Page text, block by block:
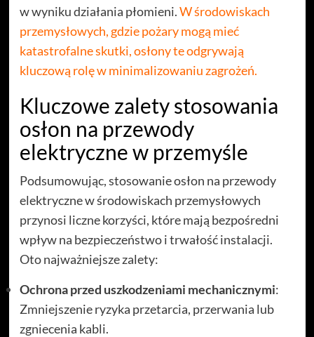
w wyniku działania płomieni.W środowiskach
przemysłowych, gdzie pożary mogą mieć
katastrofalne skutki, osłony te odgrywają
kluczową rolę w minimalizowaniu zagrożeń.
Kluczowe zalety stosowania
osłon na przewody
elektryczne w przemyśle
Podsumowując, stosowanie osłon na przewody
elektryczne w środowiskach przemysłowych
przynosi liczne korzyści, które mają bezpośredni
wpływ na bezpieczeństwo i trwałość instalacji.
Oto najważniejsze zalety:
Ochrona przed uszkodzeniami mechanicznymi:
Zmniejszenie ryzyka przetarcia, przerwania lub
zgniecenia kabli.